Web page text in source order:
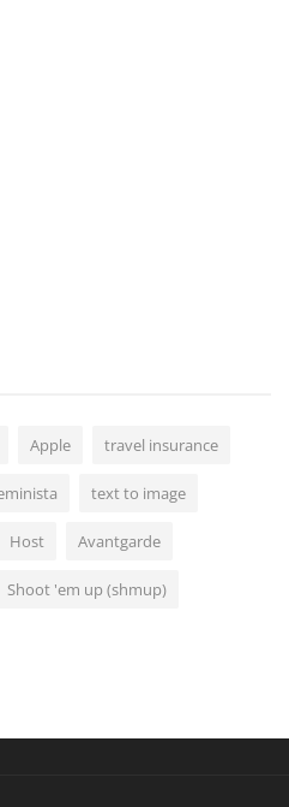
Apple travel insurance
text to image
Host Avantgarde
Shoot 'em up (shmup)